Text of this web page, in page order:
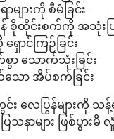
များကို စီမံခြင်း
စိုထိုင်းစက်ကို အသုံးပြု
ောင်ကြဉ်ခြင်း
စွာ သောက်သုံးခြင်း
ော အိပ်စက်ခြင်း
တွင်း လေပြွန်မျာ
နာများ ဖြစ်ပွား